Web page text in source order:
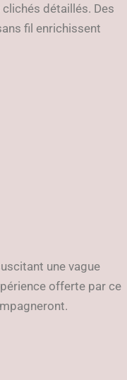
détaillés. Des
fil enrichissent
une vague
offerte par ce